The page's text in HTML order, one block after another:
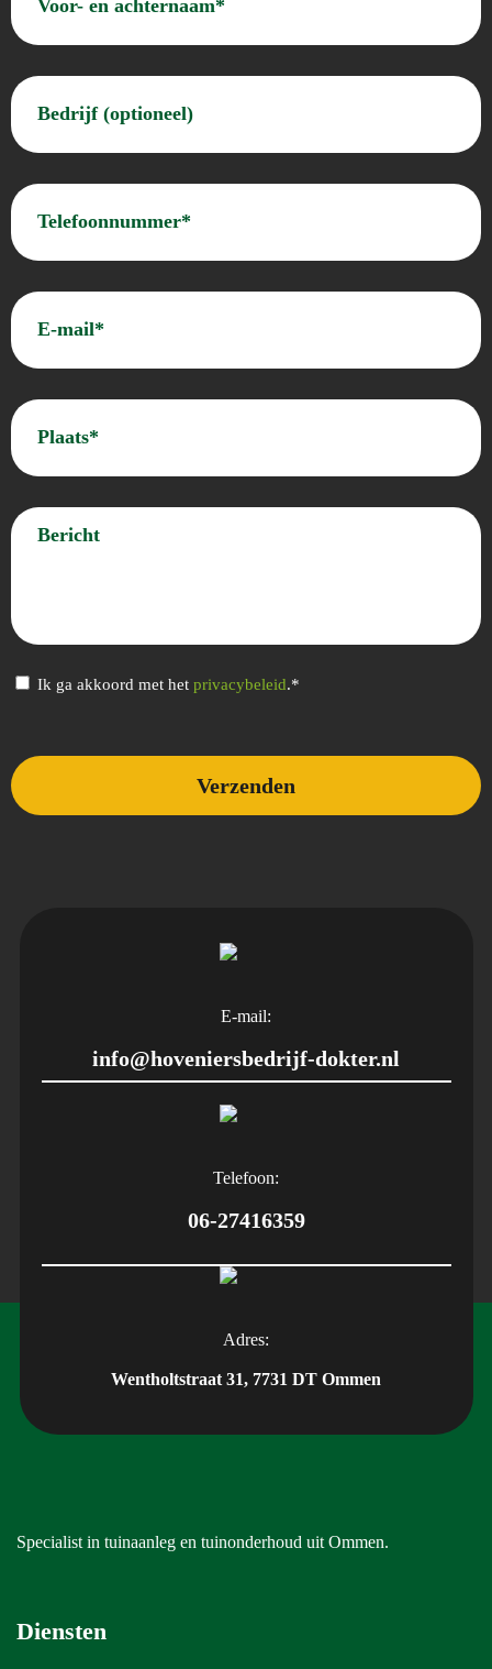
achternaam*
Bedrijf
(optioneel)
(Vereist)
Telefoon
(Vereist)
E-
mailadres
(Vereist)
Plaats*
Bericht
Privacybeleid
Ik ga akkoord met het privacybeleid.*
E-mail:
info@hoveniersbedrijf-dokter.nl
Telefoon:
06-27416359
Adres:
Wentholtstraat 31, 7731 DT Ommen
Specialist in tuinaanleg en tuinonderhoud uit Ommen.
Diensten